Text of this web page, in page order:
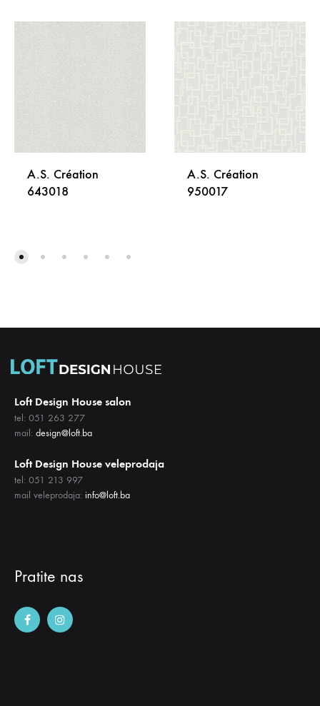
A.S. Création
643018
A.S. Création
950017
Loft Design House salon
tel: 051 263 277
mail: design@loft.ba
Loft Design House veleprodaja
tel: 051 213 997
mail veleprodaja: info@loft.ba
Pratite nas